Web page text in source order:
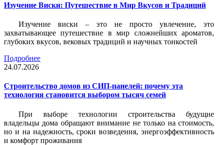
Изучение Виски: Путешествие в Мир Вкусов и Традиций
Изучение виски – это не просто увлечение, это
захватывающее путешествие в мир сложнейших ароматов,
глубоких вкусов, вековых традиций и научных тонкостей
Подробнее
24.07.2026
Строительство домов из СИП-панелей: почему эта
технология становится выбором тысяч семей
При выборе технологии строительства будущие
владельцы дома обращают внимание не только на стоимость,
но и на надежность, сроки возведения, энергоэффективность
и комфорт проживания